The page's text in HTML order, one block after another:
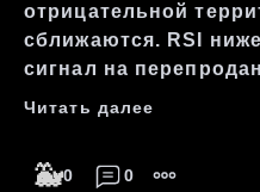
отрицательной
сближаются. RSI
сигнал на
Читать далее
🐳0 0